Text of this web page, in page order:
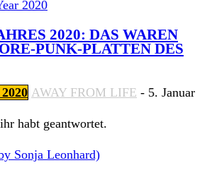
2020: DAS WAREN
PUNK-PLATTEN DES
AWAY FROM LIFE - 5. Januar
habt geantwortet.